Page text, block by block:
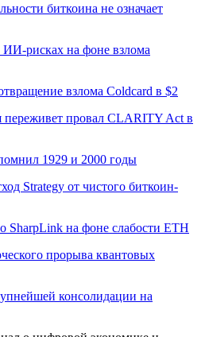
биткоина не означает
рисках на фоне взлома
взлома Coldcard в $2
провал CLARITY Act в
1929 и 2000 годы
Strategy от чистого биткоин-
SharpLink на фоне слабости ETH
прорыва квантовых
консолидации на